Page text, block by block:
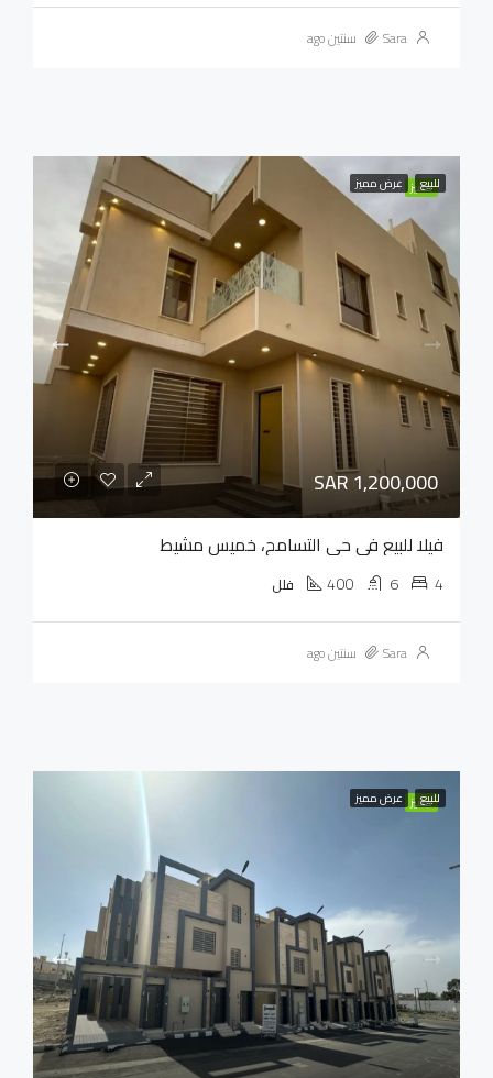
Sara سنتين ago
مميز
للبيع عرض مميز
SAR 1,200,000
فيلا للبيع في حي التسامح، خميس مشيط
4
6
400 فلل
Sara سنتين ago
مميز
للبيع عرض مميز